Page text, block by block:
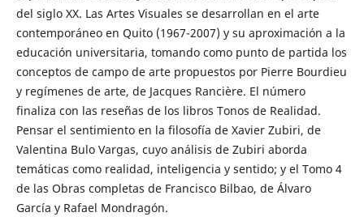
del siglo XX. Las Artes Visuales se desarrollan en el arte
contemporáneo en Quito (1967-2007) y su aproximación a la
educación universitaria, tomando como punto de partida los
conceptos de campo de arte propuestos por Pierre Bourdieu
y regímenes de arte, de Jacques Rancière. El número
finaliza con las reseñas de los libros Tonos de Realidad.
Pensar el sentimiento en la filosofía de Xavier Zubiri, de
Valentina Bulo Vargas, cuyo análisis de Zubiri aborda
temáticas como realidad, inteligencia y sentido; y el Tomo 4
de las Obras completas de Francisco Bilbao, de Álvaro
García y Rafael Mondragón.